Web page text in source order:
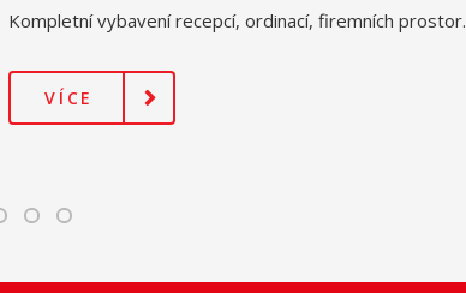
Kompletní vybavení recepcí, ordinací, firemních prostor.
VÍCE